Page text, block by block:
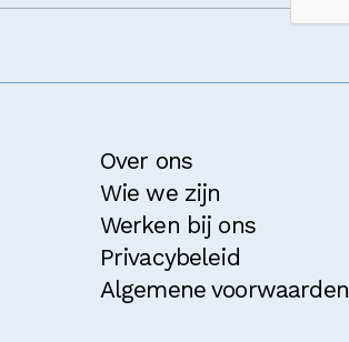
Over ons
Wie we zijn
Werken bij ons
Privacybeleid
Algemene voorwaarden